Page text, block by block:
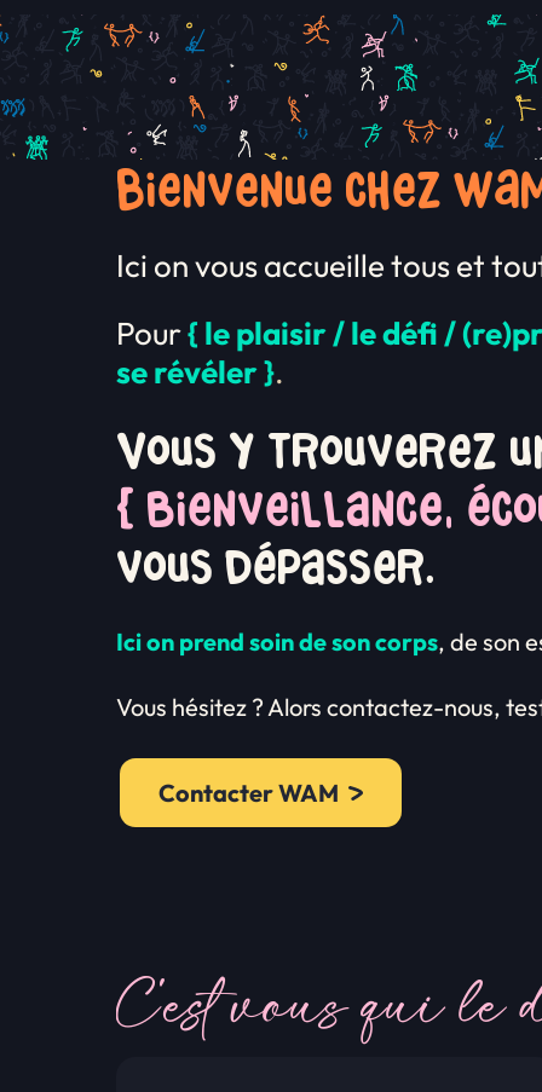
Bienvenue chez
Ici on vous accueille tous et
Pour{ le plaisir / le défi /
se révéler }.
Vous y trouverez
{ bienveillance,
vous dépasser.
Ici on prend soin de son corps, de son
Vous hésitez ? Alors contactez-nous,
Contacter WAM
C'est vous qui le